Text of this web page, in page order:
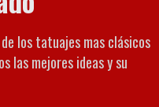
de los tatuajes mas clásicos
las mejores ideas y su